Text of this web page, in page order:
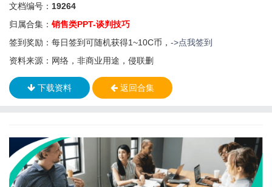
文档编号： 19264
归属合集： 销售类PPT-谈判技巧
签到奖励：每日签到可随机获得1~10C币， ->点我签到
资料来源：网络，非商业用途，侵联删
下载资料 返回合集